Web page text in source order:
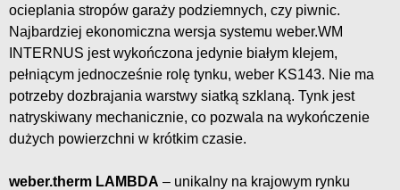
ocieplania stropów garaży podziemnych, czy piwnic.
Najbardziej ekonomiczna wersja systemu weber.WM
INTERNUS jest wykończona jedynie białym klejem,
pełniącym jednocześnie rolę tynku, weber KS143. Nie ma
potrzeby dozbrajania warstwy siatką szklaną. Tynk jest
natryskiwany mechanicznie, co pozwala na wykończenie
dużych powierzchni w krótkim czasie.
weber.therm LAMBDA – unikalny na krajowym rynku